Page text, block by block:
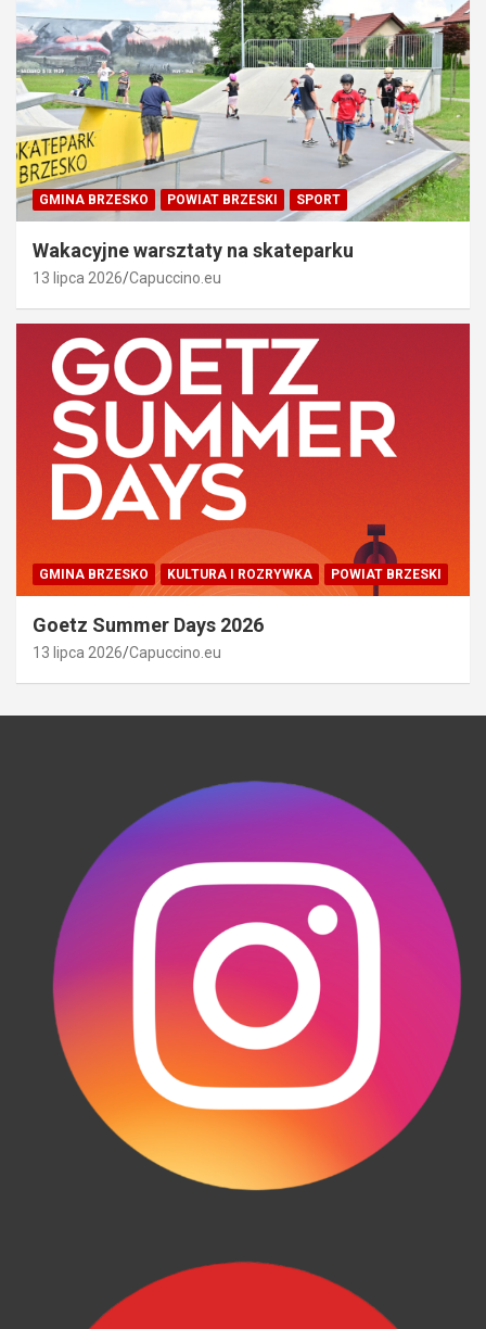
GMINA BRZESKO POWIAT BRZESKI SPORT
Wakacyjne warsztaty na skateparku
13 lipca 2026 Capuccino.eu
GMINA BRZESKO KULTURA I ROZRYWKA POWIAT BRZESKI
Goetz Summer Days 2026
13 lipca 2026 Capuccino.eu